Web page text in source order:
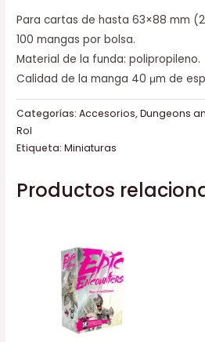
Para cartas de hasta 63×88 mm
100 mangas por bolsa.
Material de la funda: polipropileno.
Calidad de la manga 40 μm de
Categorías:Accesorios,Dungeons
Rol
Etiqueta:Miniaturas
Productos